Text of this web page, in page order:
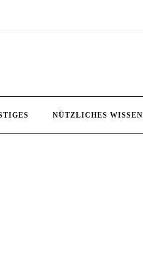
NÜTZLICHES WISSEN